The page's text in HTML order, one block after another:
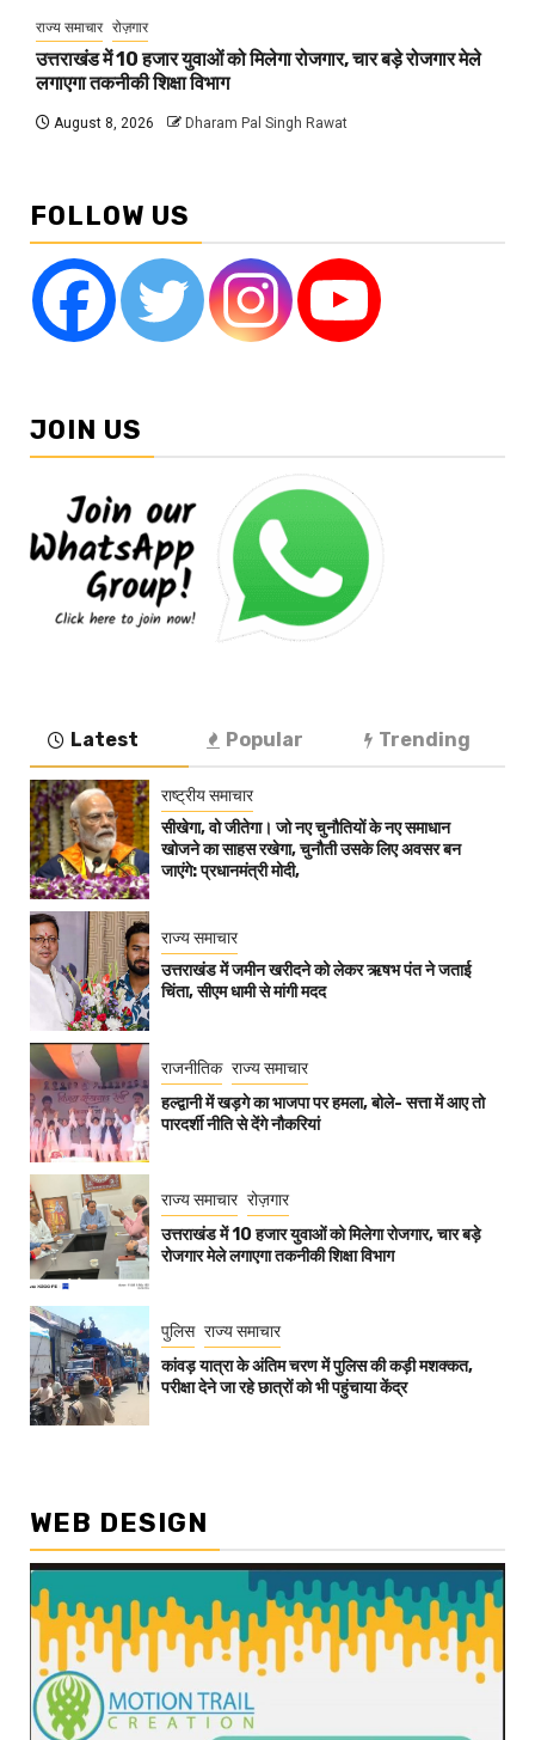
राज्य समाचार रोज़गार
उत्तराखंड में 10 हजार युवाओं को मिलेगा रोजगार, चार बड़े रोजगार मेले
लगाएगा तकनीकी शिक्षा विभाग
August 8, 2026 Dharam Pal Singh Rawat
FOLLOW US
JOIN US
Latest Popular Trending
राष्ट्रीय समाचार
सीखेगा, वो जीतेगा। जो नए चुनौतियों के नए समाधान
खोजने का साहस रखेगा, चुनौती उसके लिए अवसर बन
जाएंगे: प्रधानमंत्री मोदी,
राज्य समाचार
उत्तराखंड में जमीन खरीदने को लेकर ऋषभ पंत ने जताई
चिंता, सीएम धामी से मांगी मदद
राजनीतिक राज्य समाचार
हल्द्वानी में खड़गे का भाजपा पर हमला, बोले- सत्ता में आए तो
पारदर्शी नीति से देंगे नौकरियां
राज्य समाचार रोज़गार
उत्तराखंड में 10 हजार युवाओं को मिलेगा रोजगार, चार बड़े
रोजगार मेले लगाएगा तकनीकी शिक्षा विभाग
पुलिस राज्य समाचार
कांवड़ यात्रा के अंतिम चरण में पुलिस की कड़ी मशक्कत,
परीक्षा देने जा रहे छात्रों को भी पहुंचाया केंद्र
WEB DESIGN